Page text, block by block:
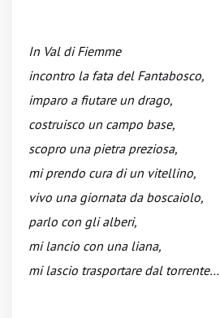
In Val di Fiemme
incontro la fata del Fantabosco,
imparo a fiutare un drago,
costruisco un campo base,
scopro una pietra preziosa,
mi prendo cura di un vitellino,
vivo una giornata da boscaiolo,
parlo con gli alberi,
mi lancio con una liana,
mi lascio trasportare dal torrente…